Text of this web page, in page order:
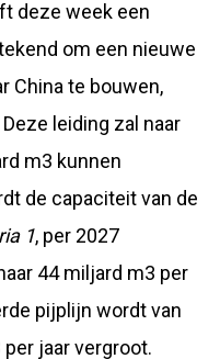
deze week een
om een nieuwe
China te bouwen,
Deze leiding zal naar
m3 kunnen
de capaciteit van de
1, per 2027
44 miljard m3 per
pijplijn wordt van
jaar vergroot.